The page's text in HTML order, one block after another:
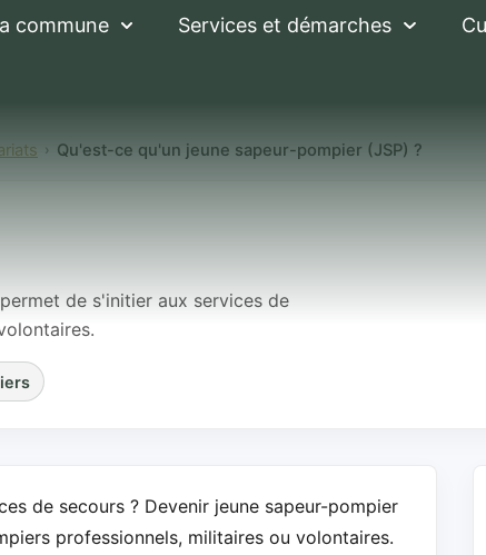
commune Services et démarches
Qu'est-ce qu'un jeune sapeur-pompier (JSP) ?
sapeur-
de s'initier aux services de
de secours ? Devenir jeune sapeur-pompier
professionnels, militaires ou volontaires.